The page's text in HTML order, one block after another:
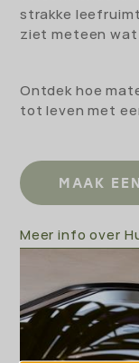
strakke
ziet meteen
Ontdek hoe
tot leven met
MAAK
Meer info over